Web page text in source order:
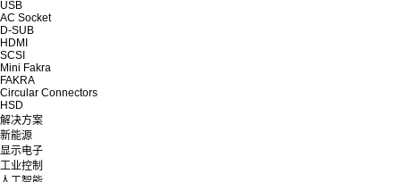
USB
AC Socket
D-SUB
HDMI
SCSI
Mini Fakra
FAKRA
Circular Connectors
HSD
解决方案
新能源
显示电子
工业控制